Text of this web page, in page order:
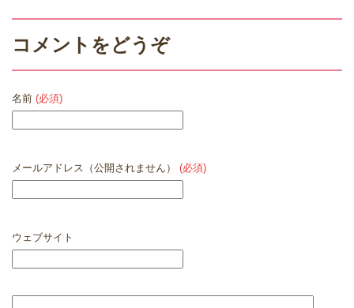
コメントをどうぞ
名前 (必須)
メールアドレス（公開されません） (必須)
ウェブサイト